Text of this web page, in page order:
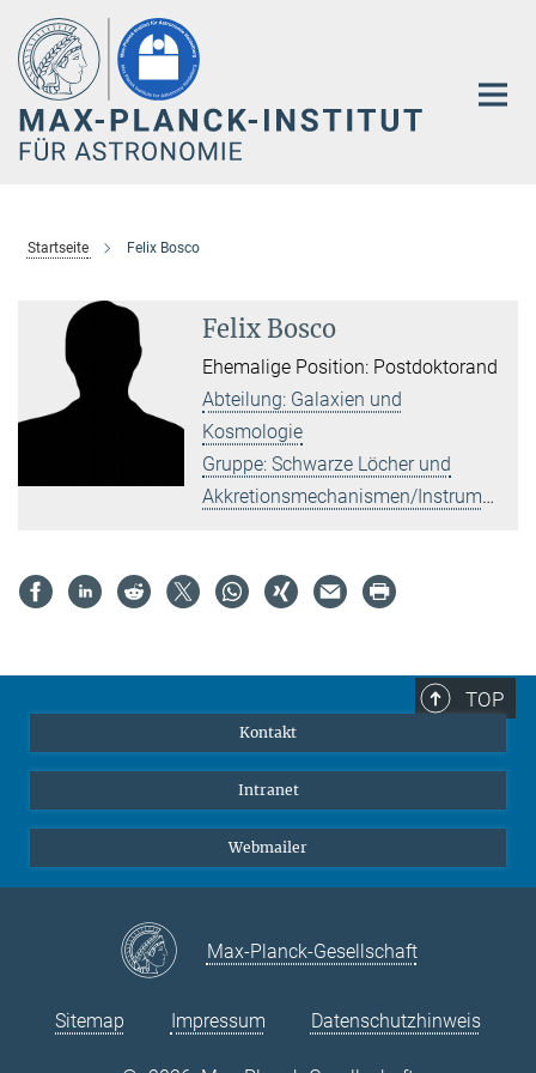
Hauptinhalt
Startseite Felix Bosco
Felix Bosco
Ehemalige Position: Postdoktorand
Abteilung: Galaxien und
Kosmologie
Gruppe: Schwarze Löcher und
Akkretionsmechanismen/Instrumentierung
TOP
Kontakt
Intranet
Webmailer
Max-Planck-Gesellschaft
Sitemap Impressum Datenschutzhinweis